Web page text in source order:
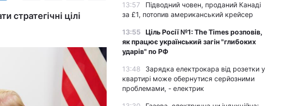
цілі
13:57
Підводний човен, проданий Канаді
за £1, потопив американський крейсер
13:55 Ціль Росії №1: The Times розповів,
як працює український загін "глибоких
ударів" по РФ
13:48
Зарядка електрокара від розетки у
квартирі може обернутися серйозними
проблемами, - електрик